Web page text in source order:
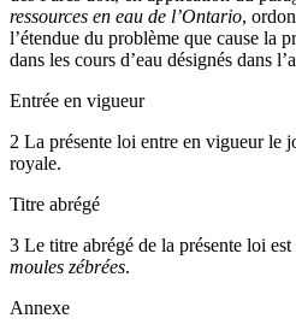
ressources en eau de l’Ontario,
l’étendue du problème que cause la
dans les cours d’eau désignés dans
Entrée en vigueur
2 La présente loi entre en vigueur le
royale.
Titre abrégé
3 Le titre abrégé de la présente loi est
moules zébrées.
Annexe